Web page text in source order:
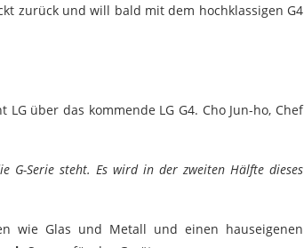
zurück und will bald mit dem hochklassigen G4
über das kommende LG G4. Cho Jun-ho, Chef
G-Serie steht. Es wird in der zweiten Hälfte dieses
wie Glas und Metall und einen hauseigenen